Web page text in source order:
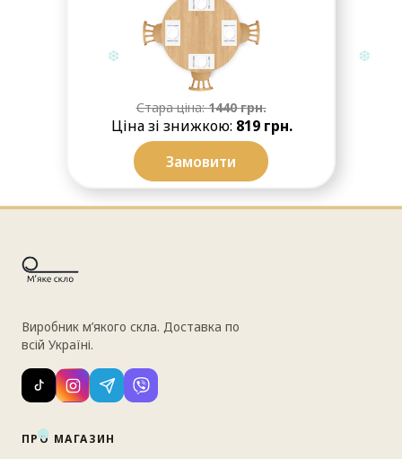
Замовити
Ціна зі знижкою: 819 грн.
Стара ціна:1440 грн.
Виробник м’якого скла. Доставка по
всій Україні.
ПРО МАГАЗИН